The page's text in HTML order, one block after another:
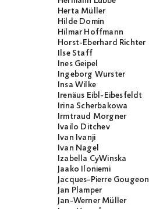
Herta Müller
Hilde Domin
Hilmar Hoffmann
Horst-Eberhard Richter
Ilse Staff
Ines Geipel
Ingeborg Wurster
Insa Wilke
Irenäus Eibl-Eibesfeldt
Irina Scherbakowa
Irmtraud Morgner
Ivailo Ditchev
Ivan Ivanji
Ivan Nagel
Izabella CyWinska
Jaako Iloniemi
Jacques-Pierre Gougeon
Jan Plamper
Jan-Werner Müller